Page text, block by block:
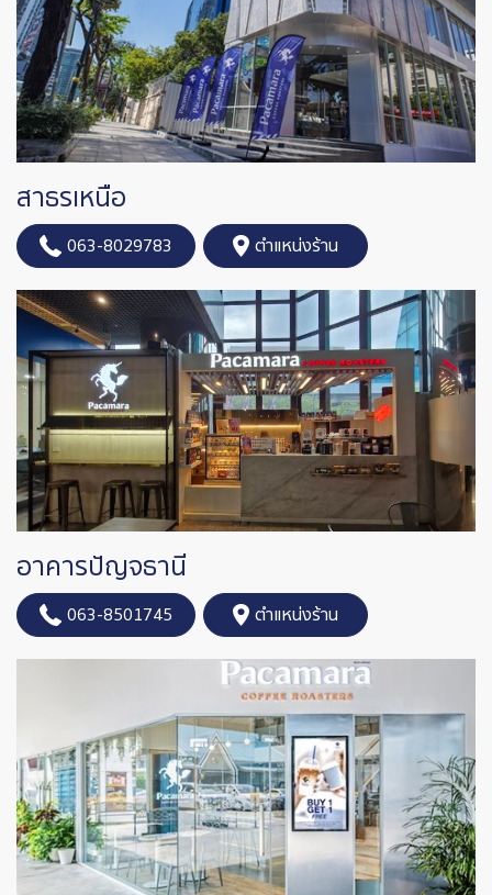
สาธรเหนือ
063-8029783 ตำแหน่งร้าน
อาคารปัญจธานี
063-8501745 ตำแหน่งร้าน